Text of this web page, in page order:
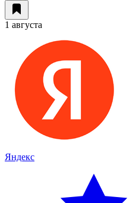
1 августа
Яндекс